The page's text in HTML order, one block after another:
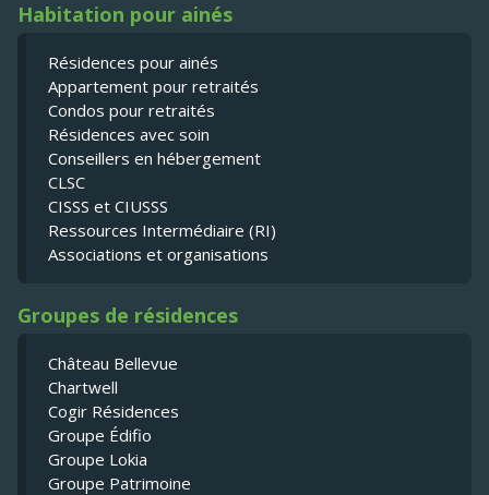
Habitation pour ainés
Résidences pour ainés
Appartement pour retraités
Condos pour retraités
Résidences avec soin
Conseillers en hébergement
CLSC
CISSS et CIUSSS
Ressources Intermédiaire (RI)
Associations et organisations
Groupes de résidences
Château Bellevue
Chartwell
Cogir Résidences
Groupe Édifio
Groupe Lokia
Groupe Patrimoine